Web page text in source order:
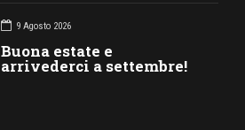
9 Agosto 2026
Buona estate e
arrivederci a settembre!